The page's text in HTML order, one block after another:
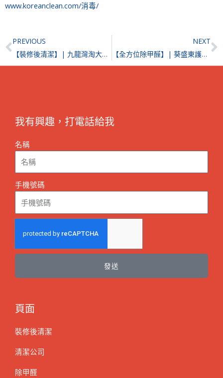
www.koreanclean.com/消毒/
Prev
PREVIOUS
【裝修後清潔】| 九龍灣淘大花園
NEXT
【全方位除甲醛】| 葵盛東護理安老院
我有興趣，打電話給我
名稱
手機號碼
發送
頁面
裝修後清潔
清潔公司
除甲醛